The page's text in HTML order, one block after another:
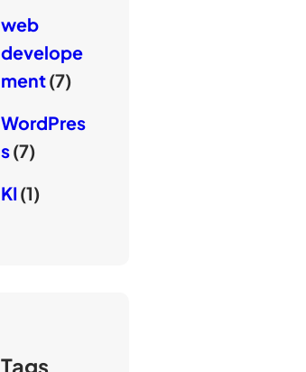
web
develope
ment(7)
WordPres
s(7)
KI (1)
Tags